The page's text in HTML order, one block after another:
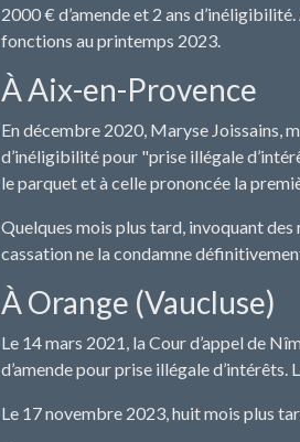
2000 € d’amende et 2 ans
fonctions au printemps 2023.
À Aix-en-Provence
En décembre 2020, Maryse Joissains,
d’inéligibilité pour "prise illégale
le parquet et à celle prononcée la
Quelques mois plus tard, invoquant
cassation ne la condamne
À Orange (Vaucluse)
Le 14 mars 2021, la Cour d’appel de
d’amende pour prise illégale d’intérêts.
Le 17 novembre 2023, huit mois plus